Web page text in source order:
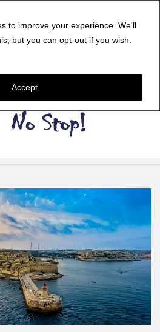
to improve your experience. We'll
but you can opt-out if you wish.
Accept